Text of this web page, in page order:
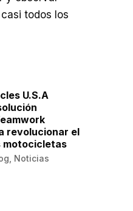
todos los
U.S.A
revolucionar el
motocicletas
, Noticias